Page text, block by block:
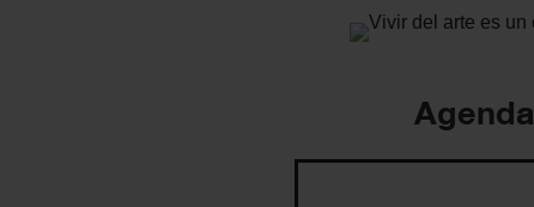
Agenda